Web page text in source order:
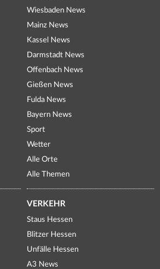
Wiesbaden News
Mainz News
Kassel News
Darmstadt News
Offenbach News
Gießen News
Fulda News
Bayern News
Sport
Wetter
Alle Orte
Alle Themen
VERKEHR
Staus Hessen
Blitzer Hessen
Unfälle Hessen
A3 News